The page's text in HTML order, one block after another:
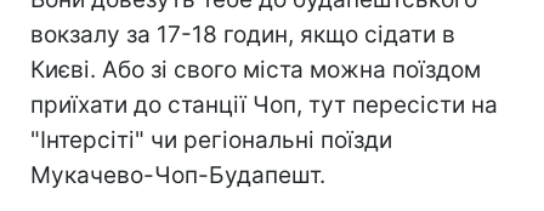
вокзалу за 17-18 годин, якщо сідати в
Києві. Або зі свого міста можна поїздом
приїхати до станції Чоп, тут пересісти на
"Інтерсіті" чи регіональні поїзди
Мукачево-Чоп-Будапешт.